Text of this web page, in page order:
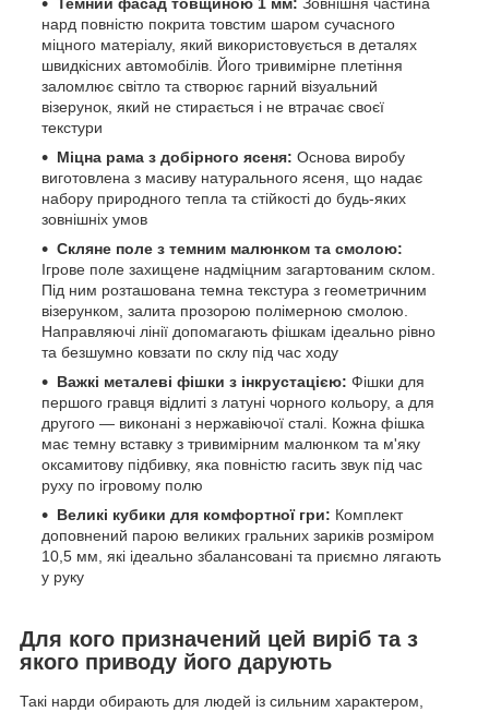
нард повністю покрита товстим шаром сучасного
міцного матеріалу, який використовується в деталях
швидкісних автомобілів. Його тривимірне плетіння
заломлює світло та створює гарний візуальний
візерунок, який не стирається і не втрачає своєї
текстури
Міцна рама з добірного ясеня: Основа виробу
виготовлена з масиву натурального ясеня, що надає
набору природного тепла та стійкості до будь-яких
зовнішніх умов
Скляне поле з темним малюнком та смолою:
Ігрове поле захищене надміцним загартованим склом.
Під ним розташована темна текстура з геометричним
візерунком, залита прозорою полімерною смолою.
Направляючі лінії допомагають фішкам ідеально рівно
та безшумно ковзати по склу під час ходу
Важкі металеві фішки з інкрустацією: Фішки для
першого гравця відлиті з латуні чорного кольору, а для
другого — виконані з нержавіючої сталі. Кожна фішка
має темну вставку з тривимірним малюнком та м'яку
оксамитову підбивку, яка повністю гасить звук під час
руху по ігровому полю
Великі кубики для комфортної гри: Комплект
доповнений парою великих гральних зариків розміром
10,5 мм, які ідеально збалансовані та приємно лягають
у руку
Для кого призначений цей виріб та з
якого приводу його дарують
Такі нарди обирають для людей із сильним характером,